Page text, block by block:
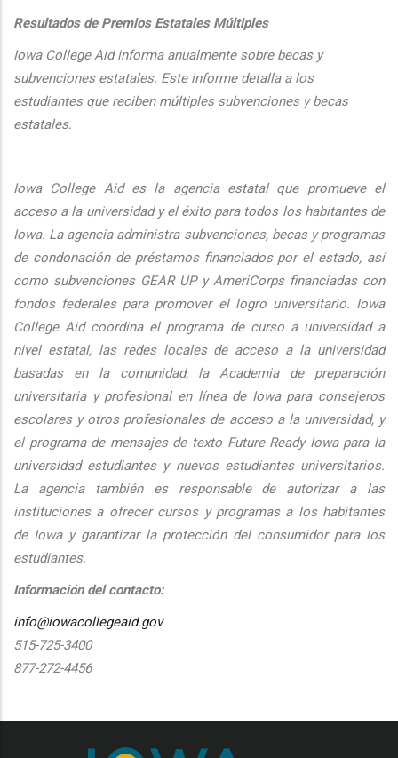
Resultados de Premios Estatales Múltiples
Iowa College Aid informa anualmente sobre becas y
subvenciones estatales. Este informe detalla a los
estudiantes que reciben múltiples subvenciones y becas
estatales.
Iowa College Aid es la agencia estatal que promueve el
acceso a la universidad y el éxito para todos los habitantes de
Iowa. La agencia administra subvenciones, becas y programas
de condonación de préstamos financiados por el estado, así
como subvenciones GEAR UP y AmeriCorps financiadas con
fondos federales para promover el logro universitario. Iowa
College Aid coordina el programa de curso a universidad a
nivel estatal, las redes locales de acceso a la universidad
basadas en la comunidad, la Academia de preparación
universitaria y profesional en línea de Iowa para consejeros
escolares y otros profesionales de acceso a la universidad, y
el programa de mensajes de texto Future Ready Iowa para la
universidad estudiantes y nuevos estudiantes universitarios.
La agencia también es responsable de autorizar a las
instituciones a ofrecer cursos y programas a los habitantes
de Iowa y garantizar la protección del consumidor para los
estudiantes.
Información del contacto:
info@iowacollegeaid.gov
515-725-3400
877-272-4456